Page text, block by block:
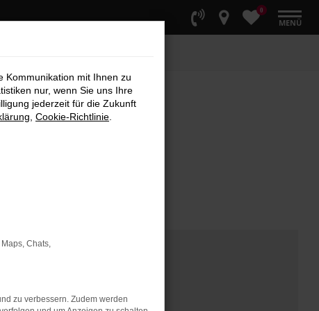
0
MENÜ
Kommunikation mit Ihnen zu
nur, wenn Sie uns Ihre
jederzeit für die Zukunft
Cookie-Richtlinie
Chats,
zu verbessern. Zudem werden